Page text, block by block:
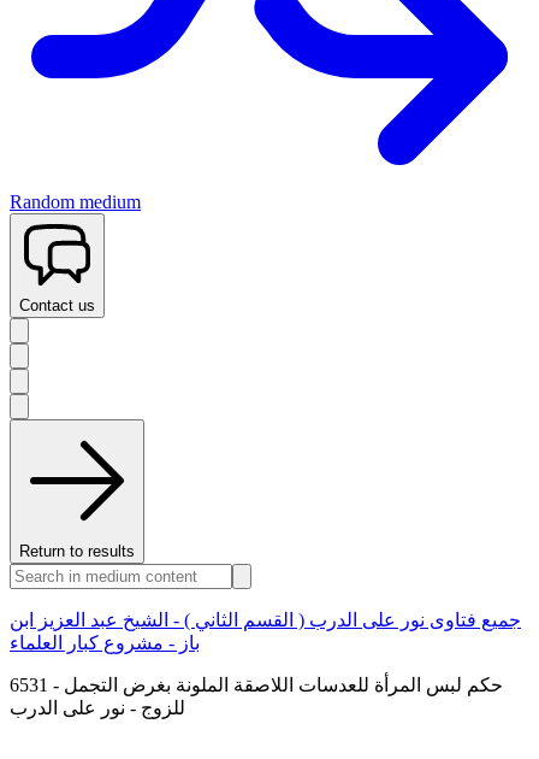
Random medium
Contact us
Return to results
جميع فتاوى نور على الدرب ( القسم الثاني ) - الشيخ عبد العزيز ابن
باز - مشروع كبار العلماء
6531 - حكم لبس المرأة للعدسات اللاصقة الملونة بغرض التجمل
للزوج - نور على الدرب